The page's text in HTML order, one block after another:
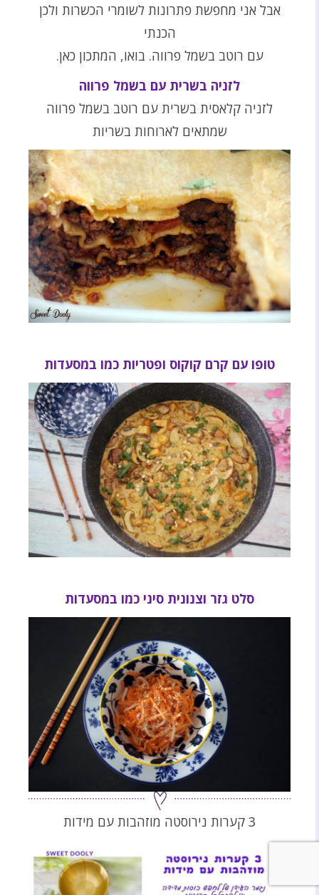
אבל אני מחפשת פתרונות לשומרי הכשרות ולכן
הכנתי
עם רוטב בשמל פרווה. בואו, המתכון כאן.
לזניה בשרית עם בשמל פרווה
לזניה קלאסית בשרית עם רוטב בשמל פרווה
שמתאים לארוחות בשריות
טופו עם קרם קוקוס ופטריות כמו במסעדות
סלט גזר וצנונית סיני כמו במסעדות
3 קערות נירוסטה מוזהבות עם מידות